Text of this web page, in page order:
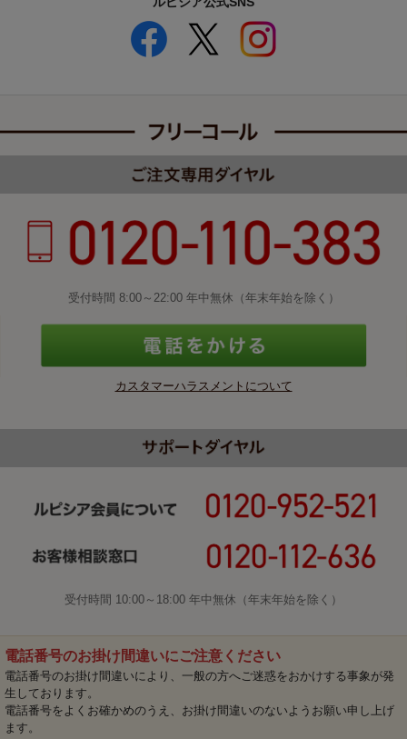
受付時間 8:00～22:00 年中無休（年末年始を除く）
カスタマーハラスメントについて
受付時間 10:00～18:00 年中無休（年末年始を除く）
電話番号のお掛け間違いにご注意ください
電話番号のお掛け間違いにより、一般の方へご迷惑をおかけする事象が発
生しております。
電話番号をよくお確かめのうえ、お掛け間違いのないようお願い申し上げ
ます。